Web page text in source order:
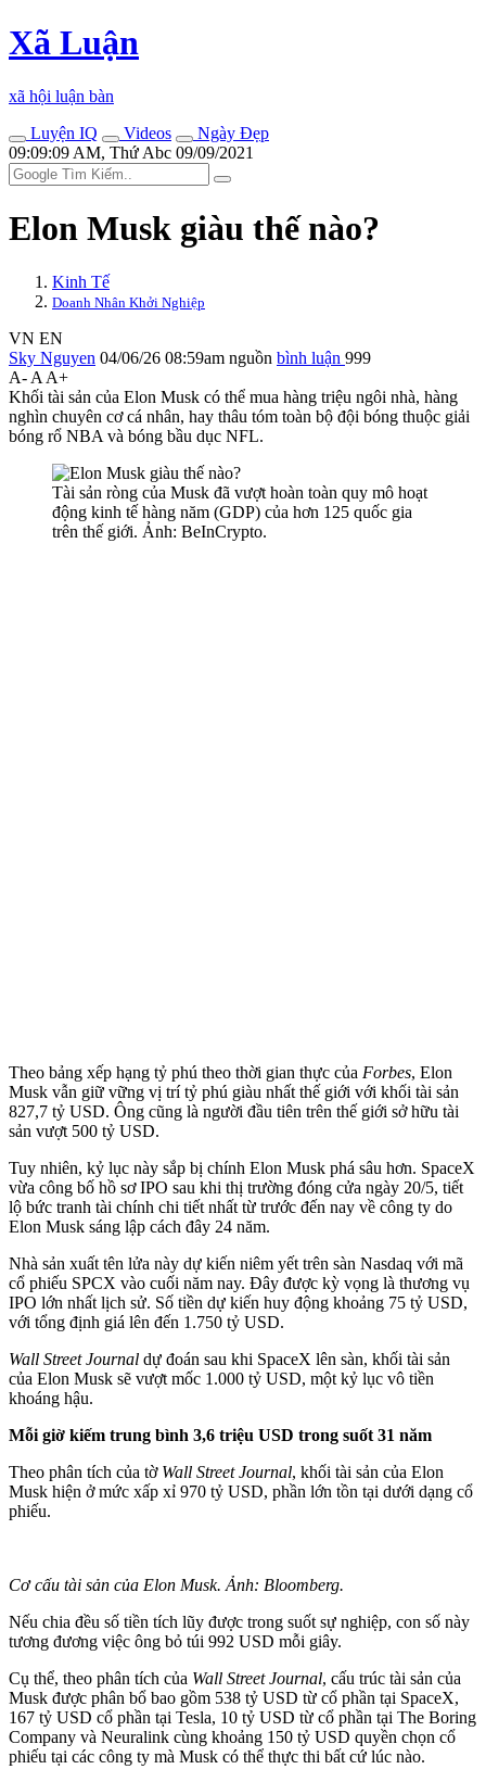
Xã Luận
xã hội luận bàn
Luyện IQ
Videos
Ngày Đẹp
09:09:09 AM, Thứ Abc 09/09/2021
Elon Musk giàu thế nào?
Kinh Tế
Doanh Nhân Khởi Nghiệp
VN EN
Sky Nguyen 04/06/26 08:59am nguồn bình luận 999
A- A A+
Khối tài sản của Elon Musk có thể mua hàng triệu ngôi nhà, hàng
nghìn chuyên cơ cá nhân, hay thâu tóm toàn bộ đội bóng thuộc giải
bóng rổ NBA và bóng bầu dục NFL.
Tài sản ròng của Musk đã vượt hoàn toàn quy mô hoạt
động kinh tế hàng năm (GDP) của hơn 125 quốc gia
trên thế giới. Ảnh: BeInCrypto.
Theo bảng xếp hạng tỷ phú theo thời gian thực của Forbes, Elon
Musk vẫn giữ vững vị trí tỷ phú giàu nhất thế giới với khối tài sản
827,7 tỷ USD. Ông cũng là người đầu tiên trên thế giới sở hữu tài
sản vượt 500 tỷ USD.
Tuy nhiên, kỷ lục này sắp bị chính Elon Musk phá sâu hơn. SpaceX
vừa công bố hồ sơ IPO sau khi thị trường đóng cửa ngày 20/5, tiết
lộ bức tranh tài chính chi tiết nhất từ trước đến nay về công ty do
Elon Musk sáng lập cách đây 24 năm.
Nhà sản xuất tên lửa này dự kiến niêm yết trên sàn Nasdaq với mã
cổ phiếu SPCX vào cuối năm nay. Đây được kỳ vọng là thương vụ
IPO lớn nhất lịch sử. Số tiền dự kiến huy động khoảng 75 tỷ USD,
với tổng định giá lên đến 1.750 tỷ USD.
Wall Street Journal dự đoán sau khi SpaceX lên sàn, khối tài sản
của Elon Musk sẽ vượt mốc 1.000 tỷ USD, một kỷ lục vô tiền
khoáng hậu.
Mỗi giờ kiếm trung bình 3,6 triệu USD trong suốt 31 năm
Theo phân tích của tờ Wall Street Journal, khối tài sản của Elon
Musk hiện ở mức xấp xỉ 970 tỷ USD, phần lớn tồn tại dưới dạng cổ
phiếu.
Cơ cấu tài sản của Elon Musk. Ảnh: Bloomberg.
Nếu chia đều số tiền tích lũy được trong suốt sự nghiệp, con số này
tương đương việc ông bỏ túi 992 USD mỗi giây.
Cụ thể, theo phân tích của Wall Street Journal, cấu trúc tài sản của
Musk được phân bổ bao gồm 538 tỷ USD từ cổ phần tại SpaceX,
167 tỷ USD cổ phần tại Tesla, 10 tỷ USD từ cổ phần tại The Boring
Company và Neuralink cùng khoảng 150 tỷ USD quyền chọn cổ
phiếu tại các công ty mà Musk có thể thực thi bất cứ lúc nào.